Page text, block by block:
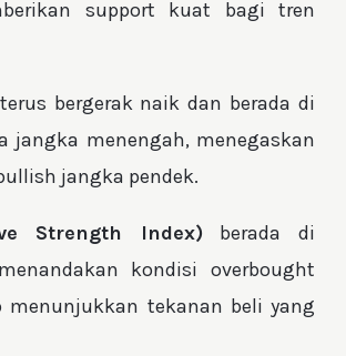
support kuat bagi tren
terus bergerak naik dan berada di
jangka menengah, menegaskan
jangka pendek.
Strength Index)berada di
kondisi overbought
menunjukkan tekanan beli yang